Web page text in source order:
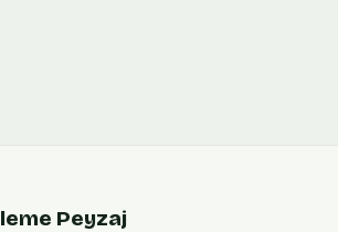
Peyzaj